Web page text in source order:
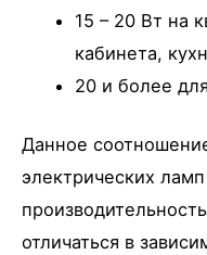
15 – 20 Вт на
кабинета,
20 и более
Данное
электрических
отличаться в